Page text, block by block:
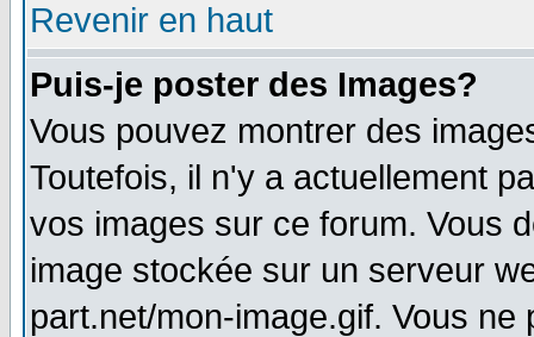
Revenir en haut
Puis-je poster des Images?
Vous pouvez montrer des
Toutefois, il n'y a actuellement
vos images sur ce forum. Vous
image stockée sur un serveur
part.net/mon-image.gif. Vous